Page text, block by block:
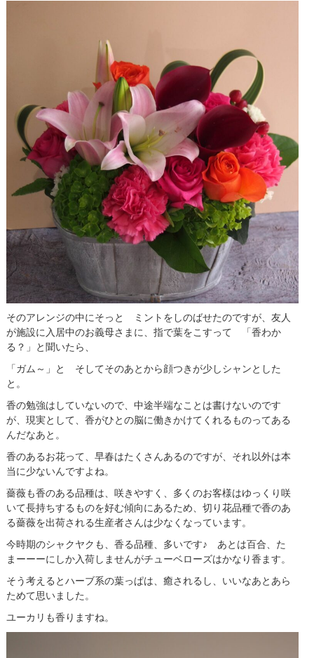
そのアレンジの中にそっと ミントをしのばせたのですが、友人
が施設に入居中のお義母さまに、指で葉をこすって 「香わか
る？」と聞いたら、
「ガム～」と そしてそのあとから顔つきが少しシャンとした
と。
香の勉強はしていないので、中途半端なことは書けないのです
が、現実として、香がひとの脳に働きかけてくれるものってある
んだなあと。
香のあるお花って、早春はたくさんあるのですが、それ以外は本
当に少ないんですよね。
薔薇も香のある品種は、咲きやすく、多くのお客様はゆっくり咲
いて長持ちするものを好む傾向にあるため、切り花品種で香のあ
る薔薇を出荷される生産者さんは少なくなっています。
今時期のシャクヤクも、香る品種、多いです♪ あとは百合、た
まーーーにしか入荷しませんがチューベローズはかなり香ます。
そう考えるとハーブ系の葉っぱは、癒されるし、いいなあとあら
ためて思いました。
ユーカリも香りますね。